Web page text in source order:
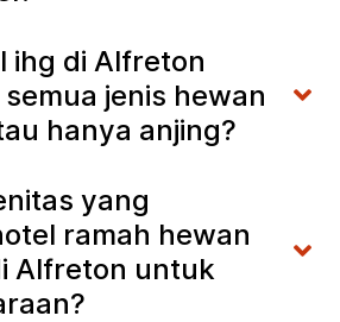
ihg di Alfreton
jenis hewan
hanya anjing?
yang
ramah hewan
Alfreton untuk